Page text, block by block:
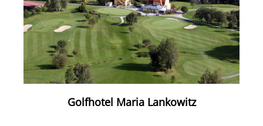
Golfhotel Maria Lankowitz